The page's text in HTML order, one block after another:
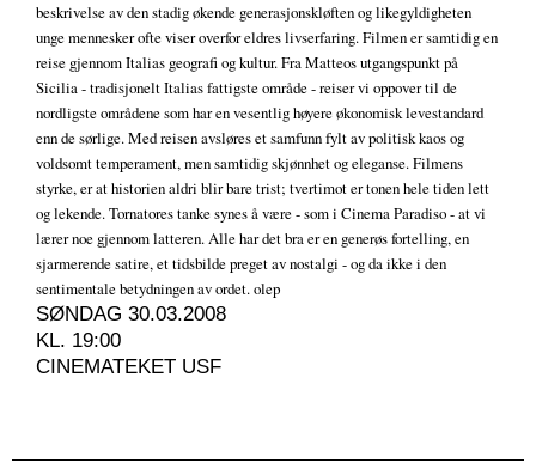
beskrivelse av den stadig økende generasjonskløften og likegyldigheten
unge mennesker ofte viser overfor eldres livserfaring. Filmen er samtidig en
reise gjennom Italias geografi og kultur. Fra Matteos utgangspunkt på
Sicilia - tradisjonelt Italias fattigste område - reiser vi oppover til de
nordligste områdene som har en vesentlig høyere økonomisk levestandard
enn de sørlige. Med reisen avsløres et samfunn fylt av politisk kaos og
voldsomt temperament, men samtidig skjønnhet og eleganse. Filmens
styrke, er at historien aldri blir bare trist; tvertimot er tonen hele tiden lett
og lekende. Tornatores tanke synes å være - som i Cinema Paradiso - at vi
lærer noe gjennom latteren. Alle har det bra er en generøs fortelling, en
sjarmerende satire, et tidsbilde preget av nostalgi - og da ikke i den
sentimentale betydningen av ordet. olep
SØNDAG 30.03.2008
KL. 19:00
CINEMATEKET USF